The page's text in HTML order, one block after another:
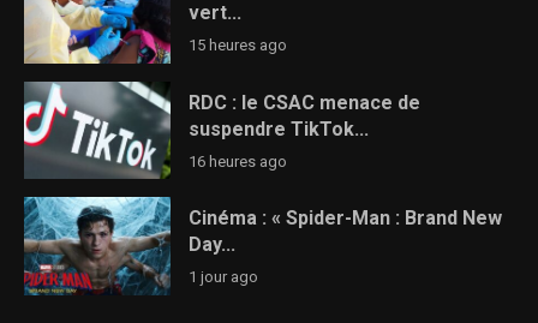
vert...
15 heures ago
RDC : le CSAC menace de
suspendre TikTok...
16 heures ago
Cinéma : « Spider-Man : Brand New
Day...
1 jour ago